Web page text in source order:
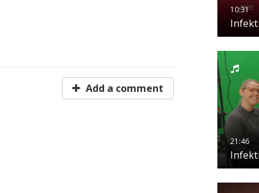
Add a comment